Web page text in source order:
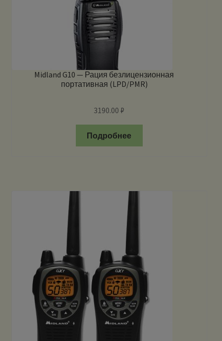
Midland G10 — Рация безлицензионная
портативная (LPD/PMR)
3190.00₽
Подробнее